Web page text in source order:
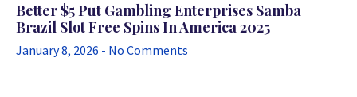
Better $5 Put Gambling Enterprises Samba
Brazil Slot Free Spins In America 2025
January 8, 2026 No Comments